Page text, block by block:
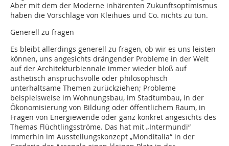
Aber mit dem der Moderne inhärenten Zukunftsoptimismus
haben die Vorschläge von Kleihues und Co. nichts zu tun.
Generell zu fragen
Es bleibt allerdings generell zu fragen, ob wir es uns leisten
können, uns angesichts drängender Probleme in der Welt
auf der Architekturbiennale immer wieder bloß auf
ästhetisch anspruchsvolle oder philosophisch
unterhaltsame Themen zurückziehen; Probleme
beispielsweise im Wohnungsbau, im Stadtumbau, in der
Ökonomisierung von Bildung oder öffentlichem Raum, in
Fragen von Energiewende oder ganz konkret angesichts des
Themas Flüchtlingsströme. Das hat mit „Intermundi“
immerhin im Ausstellungskonzept „Monditalia“ in der